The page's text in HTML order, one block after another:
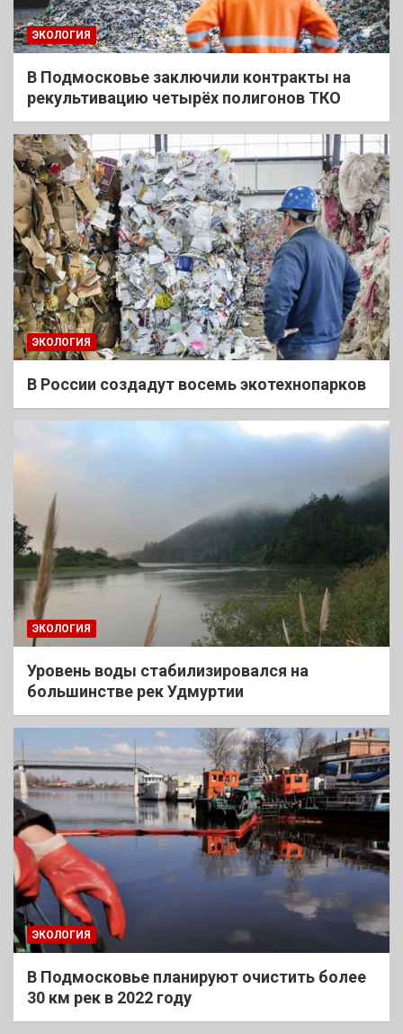
ЭКОЛОГИЯ
В Подмосковье заключили контракты на
рекультивацию четырёх полигонов ТКО
ЭКОЛОГИЯ
В России создадут восемь экотехнопарков
ЭКОЛОГИЯ
Уровень воды стабилизировался на
большинстве рек Удмуртии
ЭКОЛОГИЯ
В Подмосковье планируют очистить более
30 км рек в 2022 году